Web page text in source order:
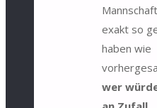
exakt so
haben wie
wer